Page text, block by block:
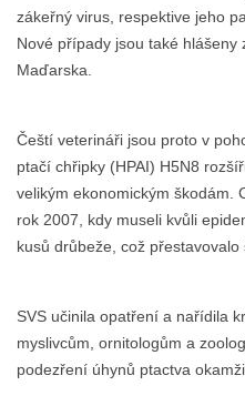
zákeřný virus, respektive jeho
Nové případy jsou také hlášeny
Maďarska.
Čeští veterináři jsou proto v
ptačí chřipky (HPAI) H5N8
velikým ekonomickým škodám.
rok 2007, kdy museli kvůli
kusů drůbeže, což přestavovalo
SVS učinila opatření a nařídila
myslivcům, ornitologům a
podezření úhynů ptactva